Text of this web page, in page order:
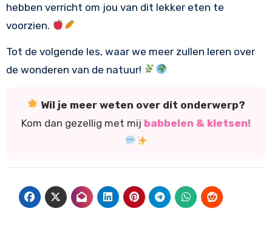
hebben verricht om jou van dit lekker eten te
voorzien.
Tot de volgende les, waar we meer zullen leren over
de wonderen van de natuur!
Wil je meer weten over dit onderwerp?
Kom dan gezellig met mij babbelen & kletsen!